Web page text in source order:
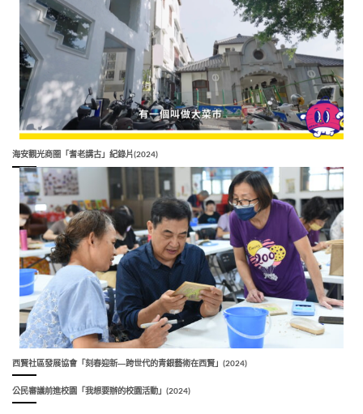
海安觀光商圈「耆老講古」紀錄片(2024)
西賢社區發展協會「刻春迎新―跨世代的青銀藝術在西賢」(2024)
公民審議前進校園「我想要辦的校園活動」(2024)